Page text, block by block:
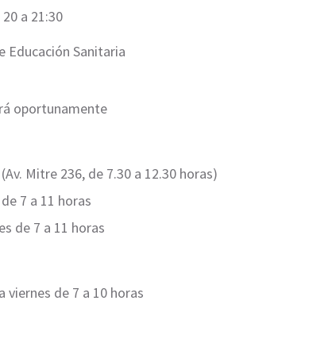
a 21:30
Educación Sanitaria
oportunamente
Mitre 236, de 7.30 a 12.30 horas)
7 a 11 horas
de 7 a 11 horas
viernes de 7 a 10 horas